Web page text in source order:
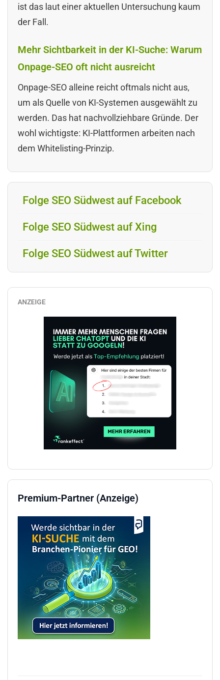
ist das laut einer aktuellen Untersuchung kaum
der Fall.
Mehr Sichtbarkeit in der KI-Suche: Warum
Onpage-SEO oft nicht ausreicht
Onpage-SEO alleine reicht oftmals nicht aus,
um als Quelle von KI-Systemen ausgewählt zu
werden. Das hat nachvollziehbare Gründe. Der
wohl wichtigste: KI-Plattformen arbeiten nach
dem Whitelisting-Prinzip.
Folge SEO Südwest auf Facebook
Folge SEO Südwest auf Xing
Folge SEO Südwest auf Twitter
ANZEIGE
Premium-Partner (Anzeige)